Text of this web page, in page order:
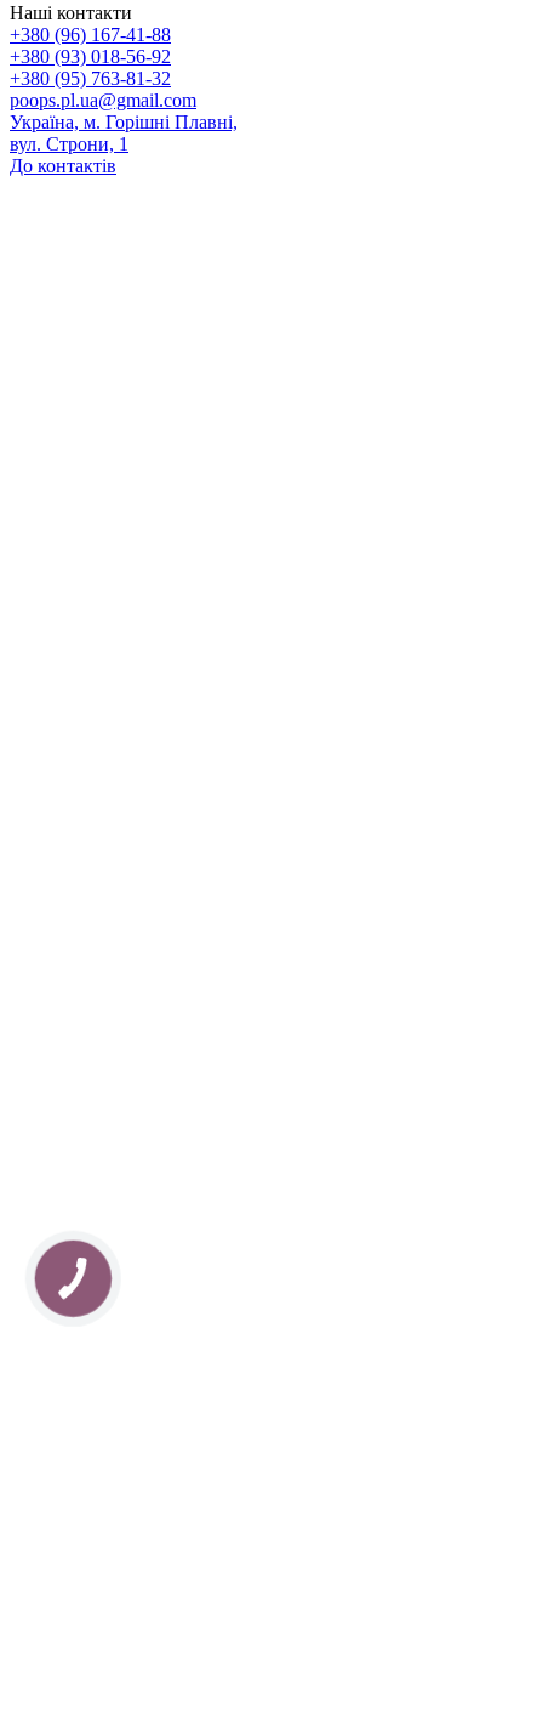
Наші контакти
+380 (96) 167-41-88
+380 (93) 018-56-92
+380 (95) 763-81-32
poops.pl.ua@gmail.com
Україна, м. Горішні Плавні,
вул. Строни, 1
До контактів